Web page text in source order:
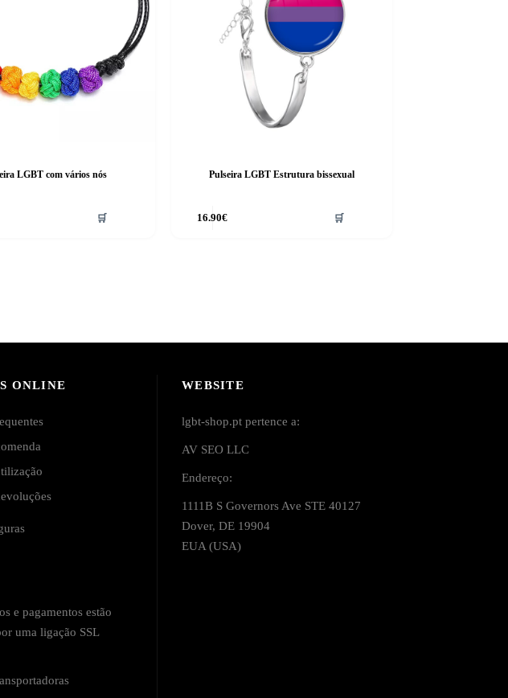
LGBT com vários nós
🛒
Pulseira LGBT Estrutura bissexual
16.90€ 🛒
ONLINE
e pagamentos estão
uma ligação SSL
WEBSITE
lgbt-shop.pt pertence a:
AV SEO LLC
Endereço:
1111B S Governors Ave STE 40127
Dover, DE 19904
EUA (USA)